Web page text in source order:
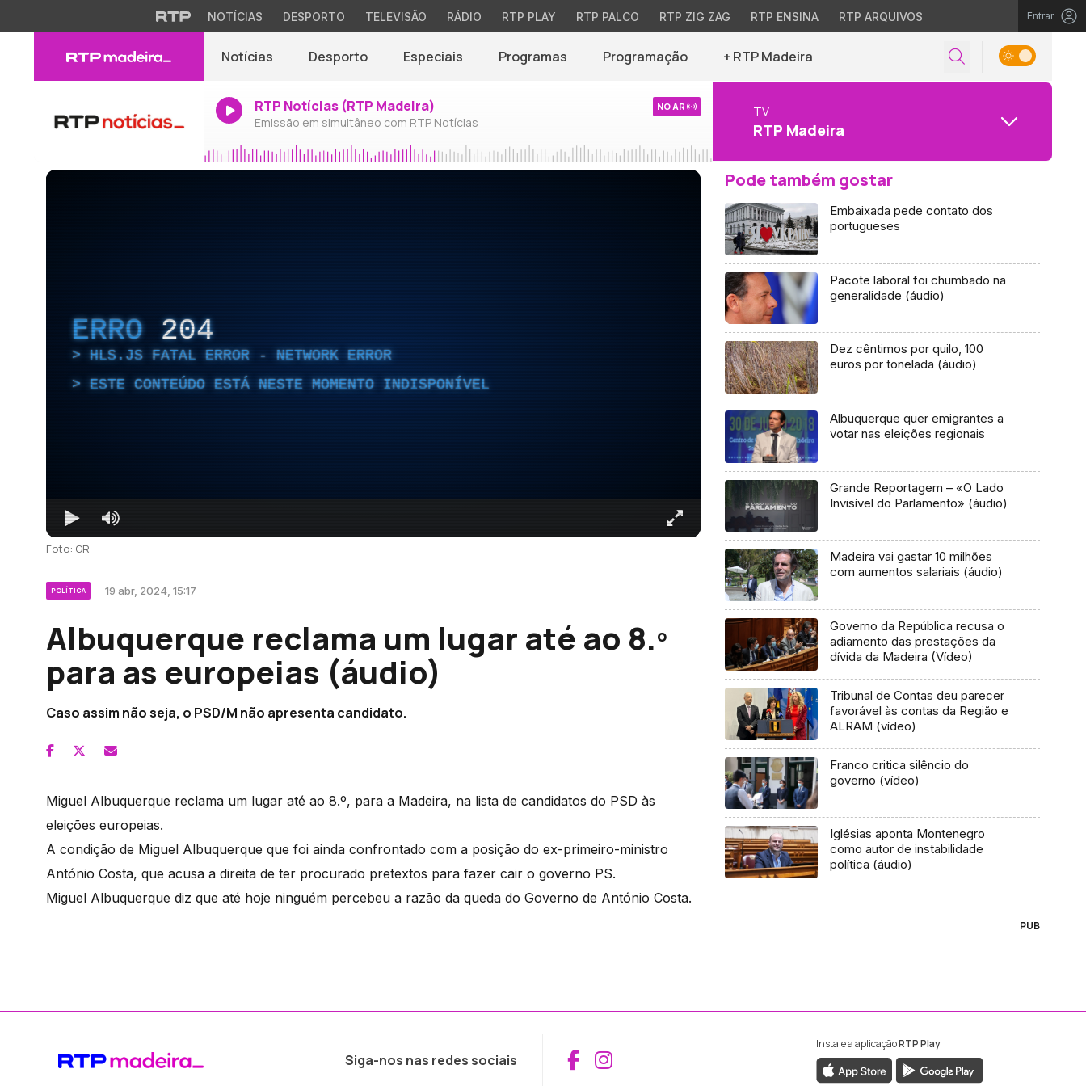
NOTÍCIAS DESPORTO TELEVISÃO RÁDIO RTP PLAY RTP PALCO RTP ZIG ZAG RTP ENSINA RTP ARQUIVOS Entrar
Notícias Desporto Especiais Programas Programação + RTP Madeira
RTP Notícias (RTP Madeira)
Emissão em simultâneo com RTP Notícias
NO AR TV
RTP Madeira
ERRO 204
HLS.JS FATAL ERROR - NETWORK ERROR
ESTE CONTEÚDO ESTÁ NESTE MOMENTO INDISPONÍVEL
Foto: GR
POLÍTICA 19 abr, 2024, 15:17
Albuquerque reclama um lugar até ao 8.º
para as europeias (áudio)
Caso assim não seja, o PSD/M não apresenta candidato.
Miguel Albuquerque reclama um lugar até ao 8.º, para a Madeira, na lista de candidatos do PSD às
eleições europeias.
A condição de Miguel Albuquerque que foi ainda confrontado com a posição do ex-primeiro-ministro
António Costa, que acusa a direita de ter procurado pretextos para fazer cair o governo PS.
Miguel Albuquerque diz que até hoje ninguém percebeu a razão da queda do Governo de António Costa.
Pode também gostar
Embaixada pede contato dos
portugueses
Pacote laboral foi chumbado na
generalidade (áudio)
Dez cêntimos por quilo, 100
euros por tonelada (áudio)
Albuquerque quer emigrantes a
votar nas eleições regionais
Grande Reportagem – «O Lado
Invisível do Parlamento» (áudio)
Madeira vai gastar 10 milhões
com aumentos salariais (áudio)
Governo da República recusa o
adiamento das prestações da
dívida da Madeira (Vídeo)
Tribunal de Contas deu parecer
favorável às contas da Região e
ALRAM (vídeo)
Franco critica silêncio do
governo (vídeo)
Iglésias aponta Montenegro
como autor de instabilidade
política (áudio)
PUB
Siga-nos nas redes sociais Aceder ao Facebook da RTP Madeira
Aceder ao Instagram da RTP Madeira
Instale a aplicaçãoRTP Play